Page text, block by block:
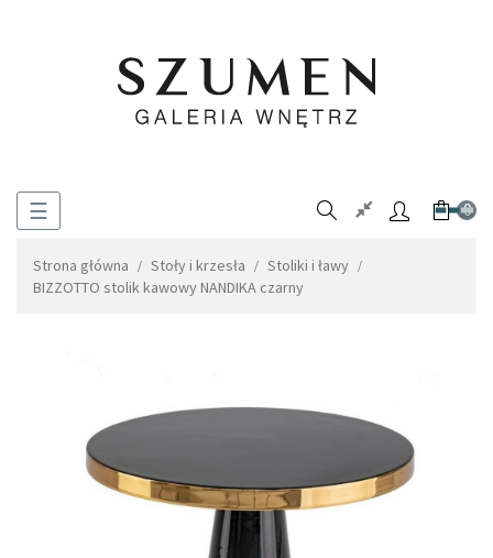
Toggle
☰ 0
Strona główna Stoły i krzesła
Stoliki i ławy
BIZZOTTO stolik kawowy NANDIKA czarny